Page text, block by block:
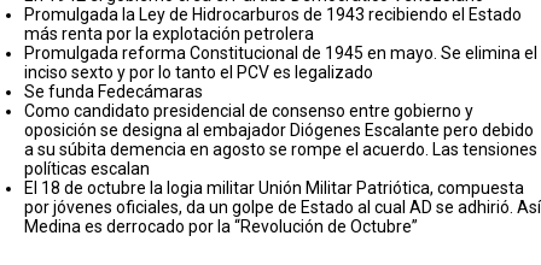
Promulgada la Ley de Hidrocarburos de 1943 recibiendo el Estado
más renta por la explotación petrolera
Promulgada reforma Constitucional de 1945 en mayo. Se elimina el
inciso sexto y por lo tanto el PCV es legalizado
Se funda Fedecámaras
Como candidato presidencial de consenso entre gobierno y
oposición se designa al embajador Diógenes Escalante pero debido
a su súbita demencia en agosto se rompe el acuerdo. Las tensiones
políticas escalan
El 18 de octubre la logia militar Unión Militar Patriótica, compuesta
por jóvenes oficiales, da un golpe de Estado al cual AD se adhirió. Así
Medina es derrocado por la “Revolución de Octubre”